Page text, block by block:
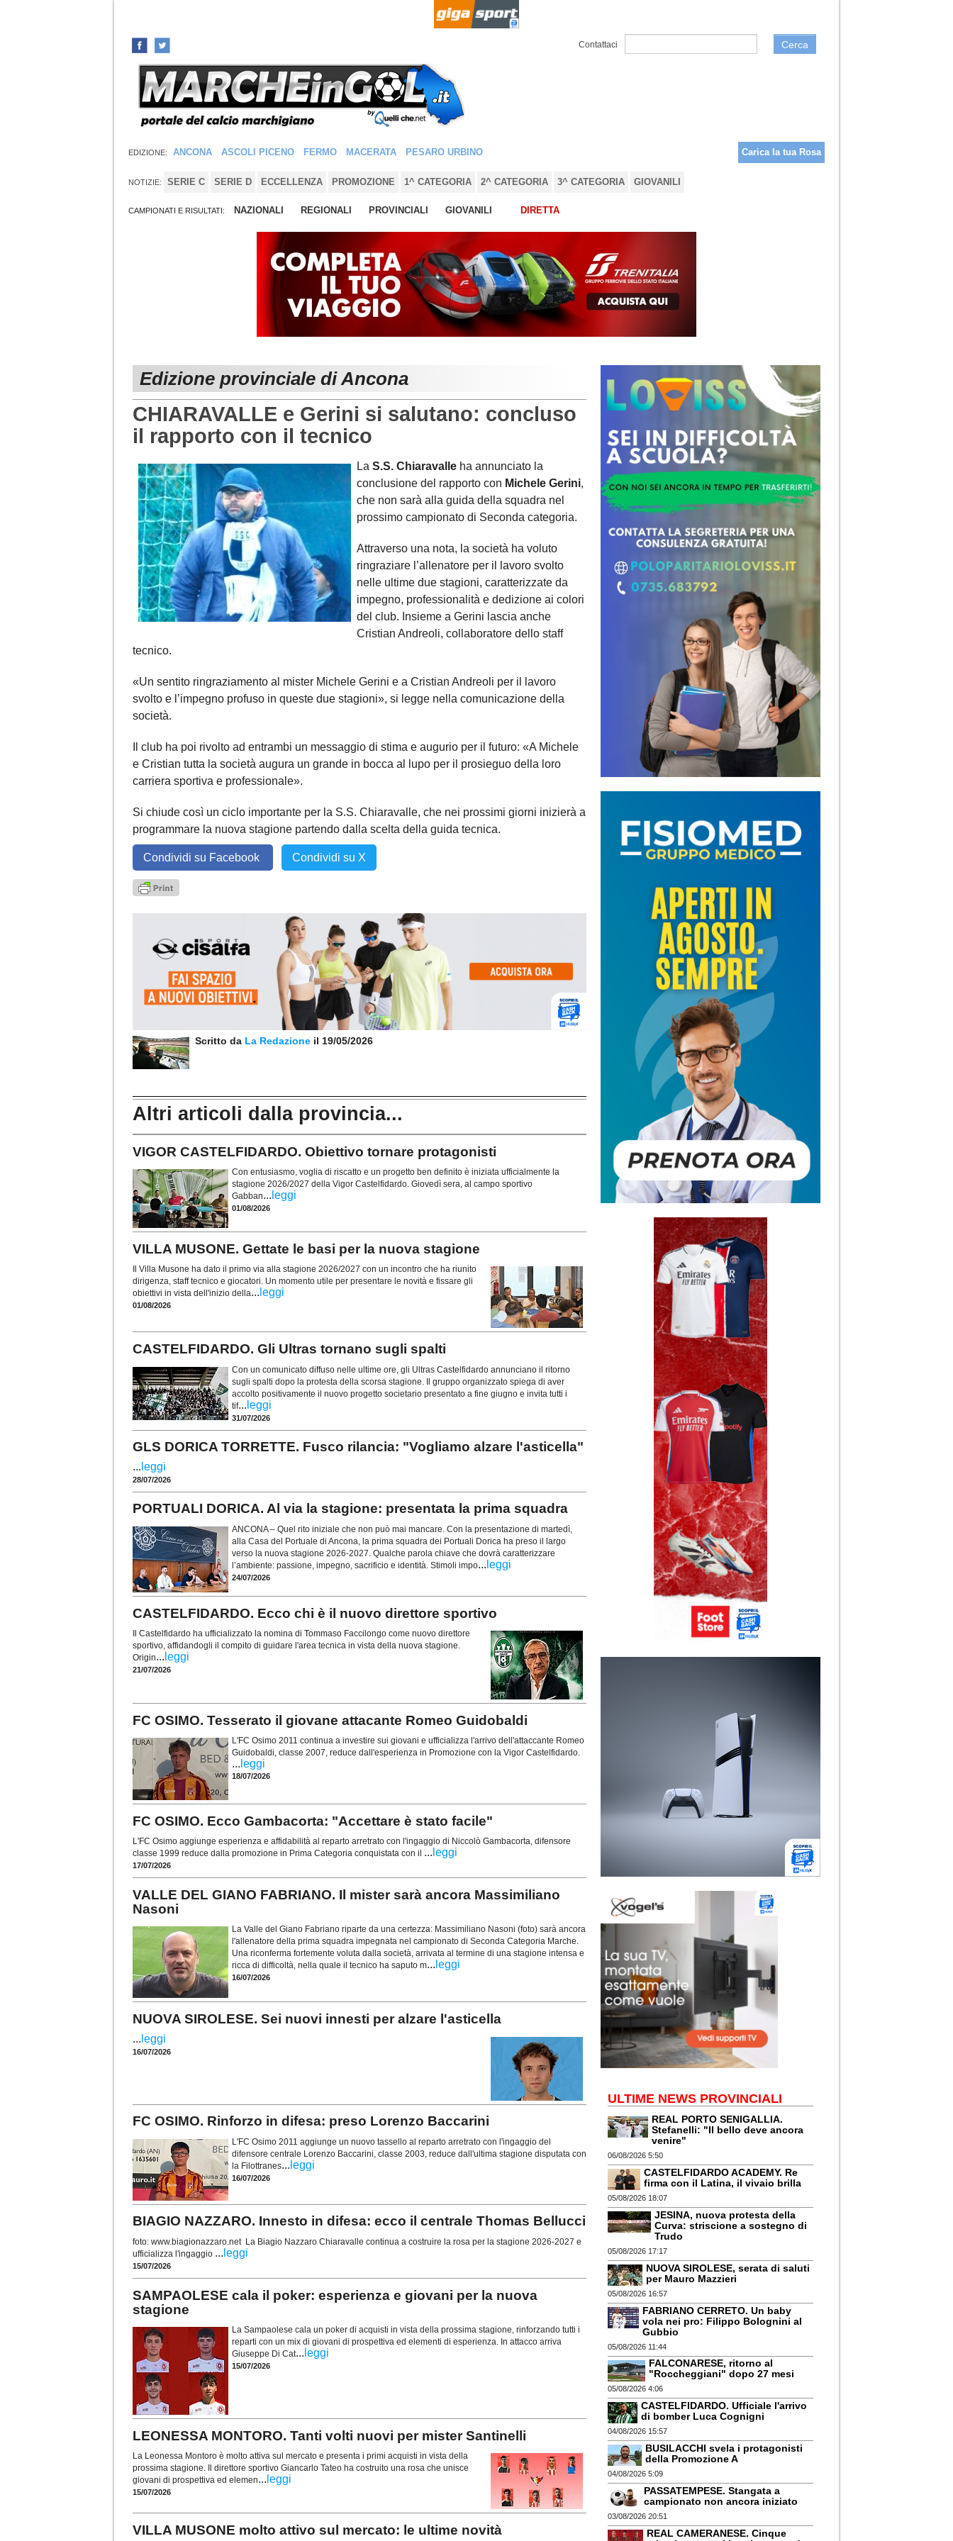
Contattaci Cerca
EDIZIONE: ANCONA ASCOLI PICENO FERMO MACERATA PESARO URBINO Carica la tua Rosa
NOTIZIE: SERIE C SERIE D ECCELLENZA PROMOZIONE 1^ CATEGORIA 2^ CATEGORIA 3^ CATEGORIA GIOVANILI
CAMPIONATI E RISULTATI: NAZIONALI REGIONALI PROVINCIALI GIOVANILI DIRETTA
Edizione provinciale di Ancona
CHIARAVALLE e Gerini si salutano: concluso
il rapporto con il tecnico
La S.S. Chiaravalle ha annunciato la
conclusione del rapporto con Michele Gerini,
che non sarà alla guida della squadra nel
prossimo campionato di Seconda categoria.
Attraverso una nota, la società ha voluto
ringraziare l’allenatore per il lavoro svolto
nelle ultime due stagioni, caratterizzate da
impegno, professionalità e dedizione ai colori
del club. Insieme a Gerini lascia anche
Cristian Andreoli, collaboratore dello staff
tecnico.
«Un sentito ringraziamento al mister Michele Gerini e a Cristian Andreoli per il lavoro
svolto e l’impegno profuso in queste due stagioni», si legge nella comunicazione della
società.
Il club ha poi rivolto ad entrambi un messaggio di stima e augurio per il futuro: «A Michele
e Cristian tutta la società augura un grande in bocca al lupo per il prosieguo della loro
carriera sportiva e professionale».
Si chiude così un ciclo importante per la S.S. Chiaravalle, che nei prossimi giorni inizierà a
programmare la nuova stagione partendo dalla scelta della guida tecnica.
Condividi su Facebook Condividi su X
Scritto da La Redazione il 19/05/2026
Altri articoli dalla provincia...
VIGOR CASTELFIDARDO. Obiettivo tornare protagonisti
Con entusiasmo, voglia di riscatto e un progetto ben definito è iniziata ufficialmente la
stagione 2026/2027 della Vigor Castelfidardo. Giovedì sera, al campo sportivo
Gabban... leggi
01/08/2026
VILLA MUSONE. Gettate le basi per la nuova stagione
Il Villa Musone ha dato il primo via alla stagione 2026/2027 con un incontro che ha riunito
dirigenza, staff tecnico e giocatori. Un momento utile per presentare le novità e fissare gli
obiettivi in vista dell'inizio della... leggi
01/08/2026
CASTELFIDARDO. Gli Ultras tornano sugli spalti
Con un comunicato diffuso nelle ultime ore, gli Ultras Castelfidardo annunciano il ritorno
sugli spalti dopo la protesta della scorsa stagione. Il gruppo organizzato spiega di aver
accolto positivamente il nuovo progetto societario presentato a fine giugno e invita tutti i
tif... leggi
31/07/2026
GLS DORICA TORRETTE. Fusco rilancia: "Vogliamo alzare l'asticella"
... leggi
28/07/2026
PORTUALI DORICA. Al via la stagione: presentata la prima squadra
ANCONA – Quel rito iniziale che non può mai mancare. Con la presentazione di martedì,
alla Casa del Portuale di Ancona, la prima squadra dei Portuali Dorica ha preso il largo
verso la nuova stagione 2026-2027. Qualche parola chiave che dovrà caratterizzare
l’ambiente: passione, impegno, sacrificio e identità. Stimoli impo... leggi
24/07/2026
CASTELFIDARDO. Ecco chi è il nuovo direttore sportivo
Il Castelfidardo ha ufficializzato la nomina di Tommaso Faccilongo come nuovo direttore
sportivo, affidandogli il compito di guidare l'area tecnica in vista della nuova stagione.
Origin... leggi
21/07/2026
FC OSIMO. Tesserato il giovane attacante Romeo Guidobaldi
L'FC Osimo 2011 continua a investire sui giovani e ufficializza l'arrivo dell'attaccante Romeo
Guidobaldi, classe 2007, reduce dall'esperienza in Promozione con la Vigor Castelfidardo.
... leggi
18/07/2026
FC OSIMO. Ecco Gambacorta: "Accettare è stato facile"
L'FC Osimo aggiunge esperienza e affidabilità al reparto arretrato con l'ingaggio di Niccolò Gambacorta, difensore
classe 1999 reduce dalla promozione in Prima Categoria conquistata con il ... leggi
17/07/2026
VALLE DEL GIANO FABRIANO. Il mister sarà ancora Massimiliano
Nasoni
La Valle del Giano Fabriano riparte da una certezza: Massimiliano Nasoni (foto) sarà ancora
l'allenatore della prima squadra impegnata nel campionato di Seconda Categoria Marche.
Una riconferma fortemente voluta dalla società, arrivata al termine di una stagione intensa e
ricca di difficoltà, nella quale il tecnico ha saputo m... leggi
16/07/2026
NUOVA SIROLESE. Sei nuovi innesti per alzare l'asticella
... leggi
16/07/2026
FC OSIMO. Rinforzo in difesa: preso Lorenzo Baccarini
L'FC Osimo 2011 aggiunge un nuovo tassello al reparto arretrato con l'ingaggio del
difensore centrale Lorenzo Baccarini, classe 2003, reduce dall'ultima stagione disputata con
la Filottranes... leggi
16/07/2026
BIAGIO NAZZARO. Innesto in difesa: ecco il centrale Thomas Bellucci
foto: www.biagionazzaro.net La Biagio Nazzaro Chiaravalle continua a costruire la rosa per la stagione 2026-2027 e
ufficializza l'ingaggio ... leggi
15/07/2026
SAMPAOLESE cala il poker: esperienza e giovani per la nuova
stagione
La Sampaolese cala un poker di acquisti in vista della prossima stagione, rinforzando tutti i
reparti con un mix di giovani di prospettiva ed elementi di esperienza. In attacco arriva
Giuseppe Di Cat... leggi
15/07/2026
LEONESSA MONTORO. Tanti volti nuovi per mister Santinelli
La Leonessa Montoro è molto attiva sul mercato e presenta i primi acquisti in vista della
prossima stagione. Il direttore sportivo Giancarlo Tateo ha costruito una rosa che unisce
giovani di prospettiva ed elemen... leggi
15/07/2026
VILLA MUSONE molto attivo sul mercato: le ultime novità
ULTIME NEWS PROVINCIALI
REAL PORTO SENIGALLIA.
Stefanelli: "Il bello deve ancora
venire"
06/08/2026 5:50
CASTELFIDARDO ACADEMY. Re
firma con il Latina, il vivaio brilla
05/08/2026 18:07
JESINA, nuova protesta della
Curva: striscione a sostegno di
Trudo
05/08/2026 17:17
NUOVA SIROLESE, serata di saluti
per Mauro Mazzieri
05/08/2026 16:57
FABRIANO CERRETO. Un baby
vola nei pro: Filippo Bolognini al
Gubbio
05/08/2026 11:44
FALCONARESE, ritorno al
"Roccheggiani" dopo 27 mesi
05/08/2026 4:06
CASTELFIDARDO. Ufficiale l'arrivo
di bomber Luca Cognigni
04/08/2026 15:57
BUSILACCHI svela i protagonisti
della Promozione A
04/08/2026 5:09
PASSATEMPESE. Stangata a
campionato non ancora iniziato
03/08/2026 20:51
REAL CAMERANESE. Cinque